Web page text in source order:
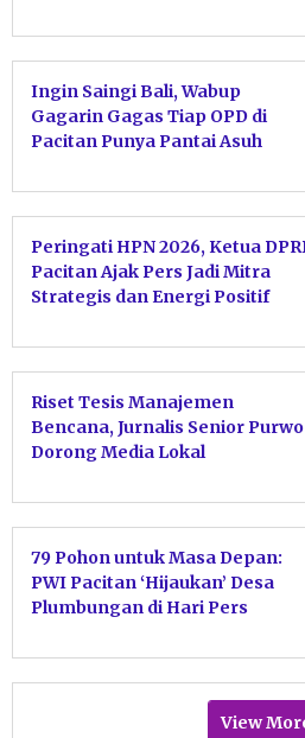
Ingin Saingi Bali, Wabup
Gagarin Gagas Tiap OPD di
Pacitan Punya Pantai Asuh
Peringati HPN 2026, Ketua
Pacitan Ajak Pers Jadi Mitra
Strategis dan Energi Positif
Riset Tesis Manajemen
Bencana, Jurnalis Senior Purwo
Dorong Media Lokal
‘Zero Victim’
79 Pohon untuk Masa Depan:
PWI Pacitan ‘Hijaukan’ Desa
Plumbungan di Hari Pers
View